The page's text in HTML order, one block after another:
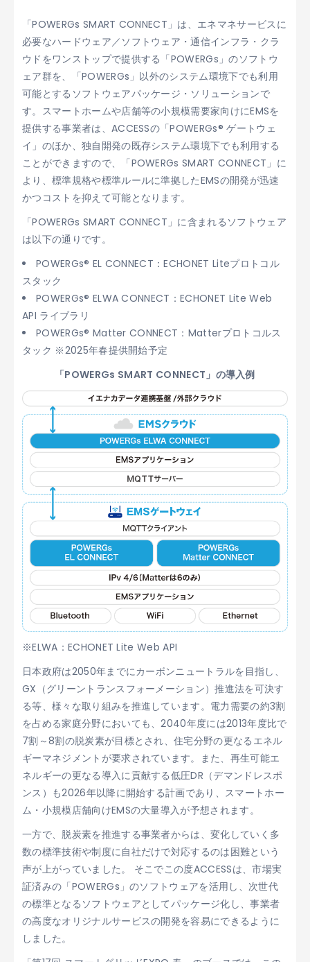
「POWERGs SMART CONNECT」は、エネマネサービスに
必要なハードウェア／ソフトウェア・通信インフラ・クラ
ウドをワンストップで提供する「POWERGs」のソフトウ
ェア群を、「POWERGs」以外のシステム環境下でも利用
可能とするソフトウェアパッケージ・ソリューションで
す。スマートホームや店舗等の小規模需要家向けにEMSを
提供する事業者は、ACCESSの「POWERGs® ゲートウェ
イ」のほか、独自開発の既存システム環境下でも利用する
ことができますので、「POWERGs SMART CONNECT」に
より、標準規格や標準ルールに準拠したEMSの開発が迅速
かつコストを抑えて可能となります。
「POWERGs SMART CONNECT」に含まれるソフトウェア
は以下の通りです。
POWERGs® EL CONNECT：ECHONET Liteプロトコル
スタック
POWERGs® ELWA CONNECT：ECHONET Lite Web
API ライブラリ
POWERGs® Matter CONNECT：Matterプロトコルス
タック ※2025年春提供開始予定
「POWERGs SMART CONNECT」の導入例
※ELWA：ECHONET Lite Web API
日本政府は2050年までにカーボンニュートラルを目指し、
GX（グリーントランスフォーメーション）推進法を可決す
る等、様々な取り組みを推進しています。電力需要の約3割
を占める家庭分野においても、2040年度には2013年度比で
7割～8割の脱炭素が目標とされ、住宅分野の更なるエネル
ギーマネジメントが要求されています。また、再生可能エ
ネルギーの更なる導入に貢献する低圧DR（デマンドレスポ
ンス）も2026年以降に開始する計画であり、スマートホー
ム・小規模店舗向けEMSの大量導入が予想されます。
一方で、脱炭素を推進する事業者からは、変化していく多
数の標準技術や制度に自社だけで対応するのは困難という
声が上がっていました。 そこでこの度ACCESSは、市場実
証済みの「POWERGs」のソフトウェアを活用し、次世代
の標準となるソフトウェアとしてパッケージ化し、事業者
の高度なオリジナルサービスの開発を容易にできるように
しました。